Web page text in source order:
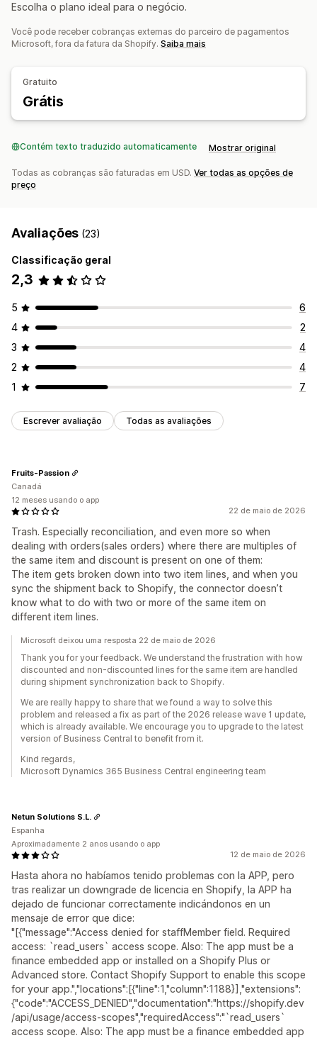
Sincronização de dados automática
Detalhes dos pedidos Transações Pagamentos Clientes
Estoque e produtos Preços
De vários locais
Acompanhamento de lote
Contabilidade e finanças
Contas a pagar Contas a receber Fluxo de caixa
Livro razão geral
Consolidação financeira
Cálculo de tributo Em várias moedas
Escolha o plano ideal para o negócio.
Você pode receber cobranças externas do parceiro de pagamentos
Microsoft, fora da fatura da Shopify. Saiba mais
Gratuito
Grátis
Contém texto traduzido automaticamente Mostrar original
Todas as cobranças são faturadas em USD. Ver todas as opções de
preço
Avaliações (23)
Classificação geral
2,3
5
6
4
2
3
4
2
4
1
7
Escrever avaliação Todas as avaliações
22 de maio de 2026
Trash. Especially reconciliation, and even more so when
dealing with orders(sales orders) where there are multiples of
the same item and discount is present on one of them:
The item gets broken down into two item lines, and when you
sync the shipment back to Shopify, the connector doesn’t
know what to do with two or more of the same item on
different item lines.
Fruits-Passion
Canadá
12 meses usando o app
Microsoft deixou uma resposta 22 de maio de 2026
Thank you for your feedback. We understand the frustration with how
discounted and non-discounted lines for the same item are handled
during shipment synchronization back to Shopify.
We are really happy to share that we found a way to solve this
problem and released a fix as part of the 2026 release wave 1 update,
which is already available. We encourage you to upgrade to the latest
version of Business Central to benefit from it.
Kind regards,
Microsoft Dynamics 365 Business Central engineering team
12 de maio de 2026
Hasta ahora no habíamos tenido problemas con la APP, pero
tras realizar un downgrade de licencia en Shopify, la APP ha
dejado de funcionar correctamente indicándonos en un
mensaje de error que dice:
"[{"message":"Access denied for staffMember field. Required
access: `read_users` access scope. Also: The app must be a
finance embedded app or installed on a Shopify Plus or
Advanced store. Contact Shopify Support to enable this scope
for your app.","locations":[{"line":1,"column":1188}],"extensions":
{"code":"ACCESS_DENIED","documentation":"https://shopify.dev
/api/usage/access-scopes","requiredAccess":"`read_users`
access scope. Also: The app must be a finance embedded app
Netun Solutions S.L.
Espanha
Aproximadamente 2 anos usando o app